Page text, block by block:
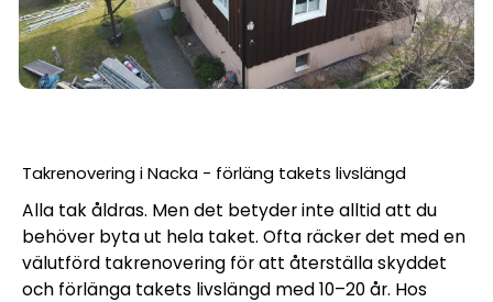
Takrenovering i Nacka - förläng takets livslängd
Alla tak åldras. Men det betyder inte alltid att du
behöver byta ut hela taket. Ofta räcker det med en
välutförd takrenovering för att återställa skyddet
och förlänga takets livslängd med 10–20 år. Hos